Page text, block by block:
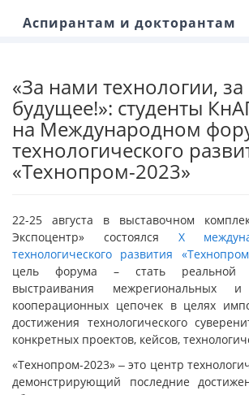
Аспирантам и докторантам
«За нами технологии,
будущее!»: студенты
на Международном
технологического
«Технопром-2023»
22-25 августа в выставочном
Экспоцентр» состоялся X
технологического развития
цель форума – стать реальной
выстраивания межрегиональных и
кооперационных цепочек в целях
достижения технологического
конкретных проектов, кейсов,
«Технопром-2023» ‒ это центр
демонстрирующий последние